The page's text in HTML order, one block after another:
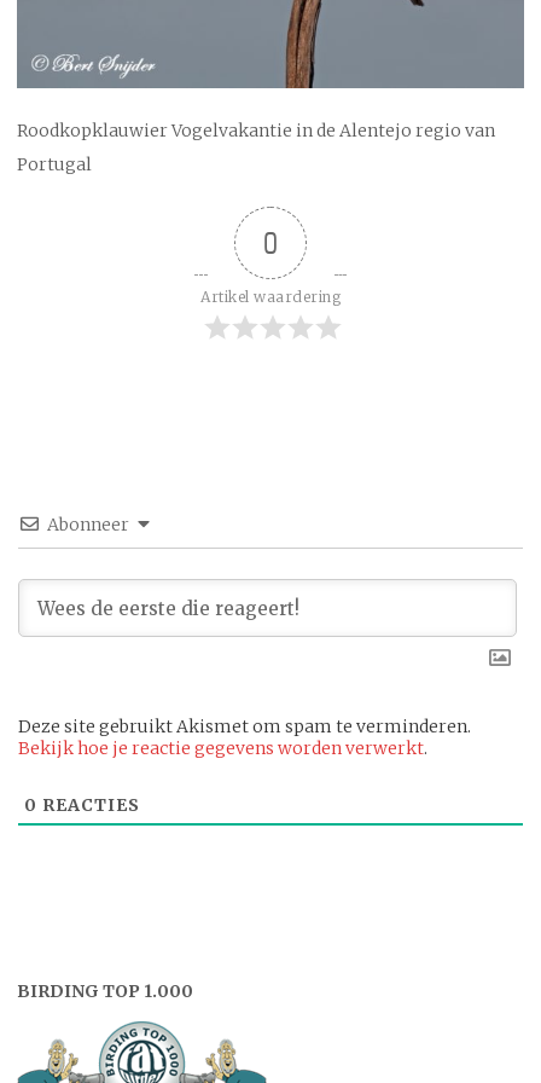
Roodkopklauwier Vogelvakantie in de Alentejo regio van
Portugal
0
Artikel waardering
Abonneer
Deze site gebruikt Akismet om spam te verminderen.
Bekijk hoe je reactie gegevens worden verwerkt.
0 REACTIES
BIRDING TOP 1.000